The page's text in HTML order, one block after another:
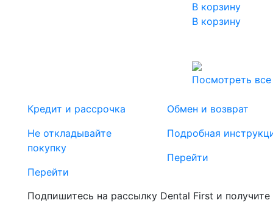
В корзину
В корзину
Посмотреть все
Кредит и рассрочка
Не откладывайте
покупку
Перейти
Обмен и возврат
Подробная
Перейти
Подпишитесь на рассылку Dental First и